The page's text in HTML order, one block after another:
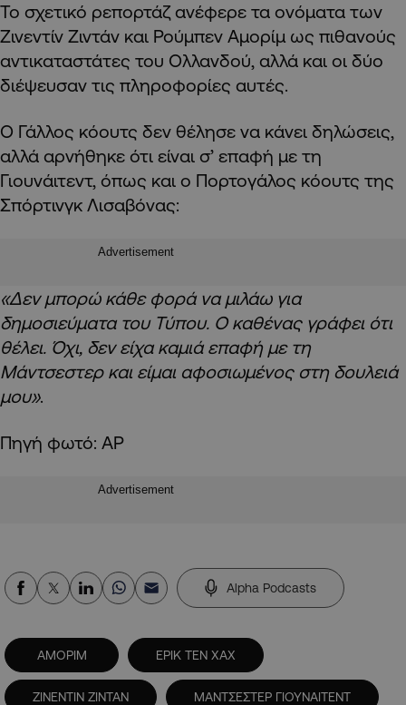
Το σχετικό ρεπορτάζ ανέφερε τα ονόματα των
Ζινεντίν Ζιντάν και Ρούμπεν Αμορίμ ως πιθανούς
αντικαταστάτες του Ολλανδού, αλλά και οι δύο
διέψευσαν τις πληροφορίες αυτές.
Ο Γάλλος κόουτς δεν θέλησε να κάνει δηλώσεις,
αλλά αρνήθηκε ότι είναι σ’ επαφή με τη
Γιουνάιτεντ, όπως και ο Πορτογάλος κόουτς της
Σπόρτινγκ Λισαβόνας:
Advertisement
«Δεν μπορώ κάθε φορά να μιλάω για
δημοσιεύματα του Τύπου. Ο καθένας γράφει ότι
θέλει. Όχι, δεν είχα καμιά επαφή με τη
Μάντσεστερ και είμαι αφοσιωμένος στη δουλειά
μου».
Πηγή φωτό: AP
Advertisement
Alpha Podcasts
ΑΜΟΡΙΜ ΕΡΙΚ ΤΕΝ ΧΑΧ
ΖΙΝΕΝΤΙΝ ΖΙΝΤΑΝ ΜΑΝΤΣΕΣΤΕΡ ΓΙΟΥΝΑΙΤΕΝΤ